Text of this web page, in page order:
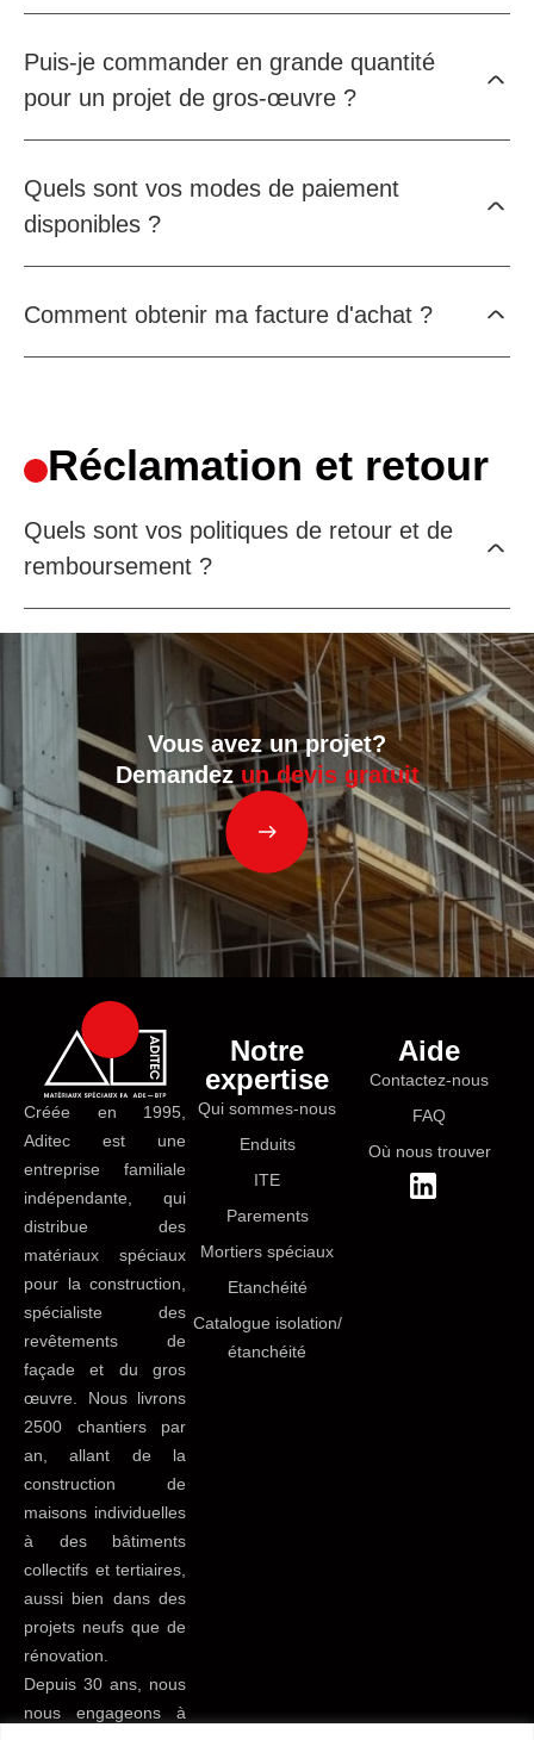
Puis-je commander en grande quantité
pour un projet de gros-œuvre ?
Quels sont vos modes de paiement
disponibles ?
Comment obtenir ma facture d'achat ?
Réclamation et retour
Quels sont vos politiques de retour et de
remboursement ?
Vous avez un projet?
Demandez un devis gratuit
Créée en 1995,
Aditec est une
entreprise familiale
indépendante, qui
distribue des
matériaux spéciaux
pour la construction,
spécialiste des
revêtements de
façade et du gros
œuvre. Nous livrons
2500 chantiers par
an, allant de la
construction de
maisons individuelles
à des bâtiments
collectifs et tertiaires,
aussi bien dans des
projets neufs que de
rénovation.
Depuis 30 ans, nous
nous engageons à
Notre
expertise
Qui sommes-nous
Enduits
ITE
Parements
Mortiers spéciaux
Etanchéité
Catalogue isolation/
étanchéité
Aide
Contactez-nous
FAQ
Où nous trouver